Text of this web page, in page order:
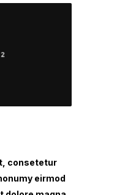
consetetur
eirmod